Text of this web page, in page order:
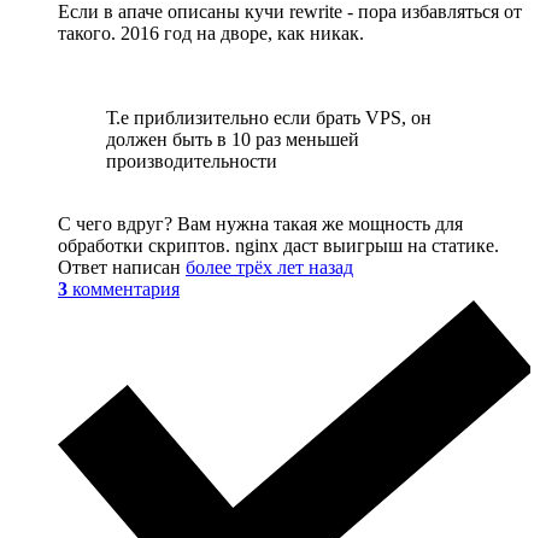
Если в апаче описаны кучи rewrite - пора избавляться от
такого. 2016 год на дворе, как никак.
Т.е приблизительно если брать VPS, он
должен быть в 10 раз меньшей
производительности
С чего вдруг? Вам нужна такая же мощность для
обработки скриптов. nginx даст выигрыш на статике.
Ответ написан более трёх лет назад
3 комментария